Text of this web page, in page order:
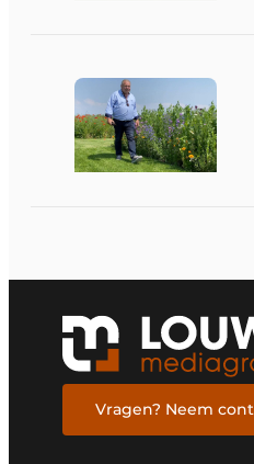
Vragen? Neem